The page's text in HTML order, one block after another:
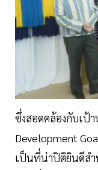
ซึ่งสอดคล้องกับเป้
Development
เป็นที่น่าปิติยินดีสำ